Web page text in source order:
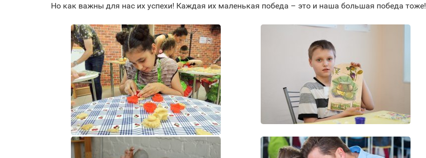
Но как важны для нас их успехи! Каждая их маленькая победа – это и наша большая победа тоже!